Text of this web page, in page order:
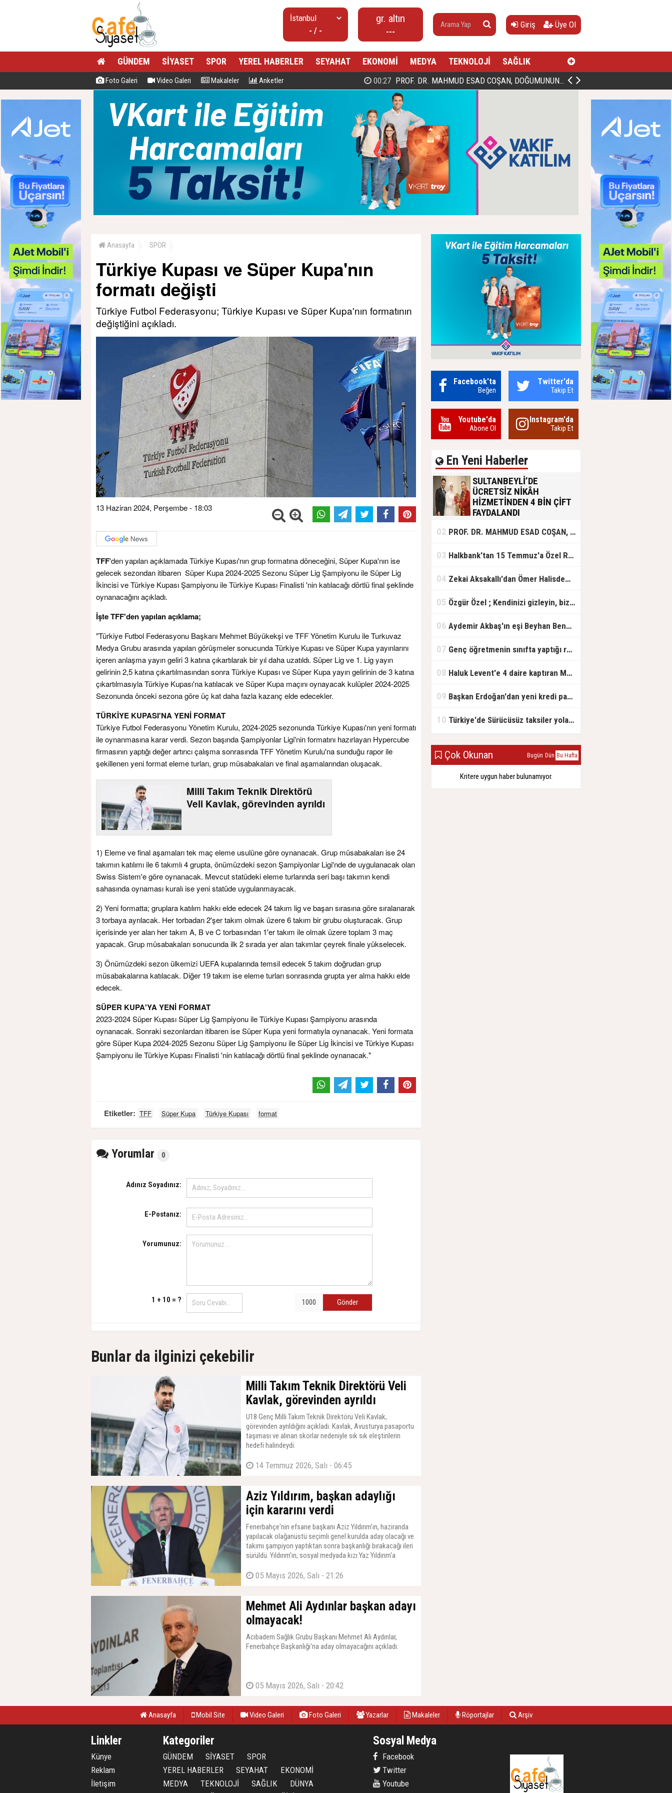
- / -
Giriş Üye Ol
GÜNDEM SİYASET SPOR YEREL HABERLER SEYAHAT EKONOMİ MEDYA TEKNOLOJİ SAĞLIK
Foto Galeri Video Galeri Makaleler Anketler 00:27 PROF. DR. MAHMUD ESAD COŞAN, DOĞUMUNUN HİCRÎ 91. YILINDA ELAZIĞ'DA YÂD EDİLECEK
Anasayfa SPOR
Türkiye Kupası ve Süper Kupa'nın
formatı değişti
Türkiye Futbol Federasyonu; Türkiye Kupası ve Süper Kupa'nın formatının
değiştiğini açıkladı.
13 Haziran 2024, Perşembe - 18:03
TFF'den yapılan açıklamada Türkiye Kupası'nın grup formatına döneceğini, Süper Kupa'nın ise
gelecek sezondan itibaren Süper Kupa 2024-2025 Sezonu Süper Lig Şampiyonu ile Süper Lig
İkincisi ve Türkiye Kupası Şampiyonu ile Türkiye Kupası Finalisti 'nin katılacağı dörtlü final şeklinde
oynanacağını açıkladı.
İşte TFF'den yapılan açıklama;
"Türkiye Futbol Federasyonu Başkanı Mehmet Büyükekşi ve TFF Yönetim Kurulu ile Turkuvaz
Medya Grubu arasında yapılan görüşmeler sonucunda Türkiye Kupası ve Süper Kupa yayınlarını
içeren anlaşma yayın geliri 3 katına çıkartılarak bir yıl daha uzatıldı. Süper Lig ve 1. Lig yayın
gelirinin 2,5 katına çıkartılmasından sonra Türkiye Kupası ve Süper Kupa yayın gelirinin de 3 katına
çıkartılmasıyla Türkiye Kupası'na katılacak ve Süper Kupa maçını oynayacak kulüpler 2024-2025
Sezonunda önceki sezona göre üç kat daha fazla kazanç elde edecekler.
TÜRKİYE KUPASI'NA YENİ FORMAT
Türkiye Futbol Federasyonu Yönetim Kurulu, 2024-2025 sezonunda Türkiye Kupası'nın yeni formatı
ile oynanmasına karar verdi. Sezon başında Şampiyonlar Ligi'nin formatını hazırlayan Hypercube
firmasının yaptığı değer artırıcı çalışma sonrasında TFF Yönetim Kurulu'na sunduğu rapor ile
şekillenen yeni format eleme turları, grup müsabakaları ve final aşamalarından oluşacak.
Milli Takım Teknik Direktörü
Veli Kavlak, görevinden ayrıldı
1) Eleme ve final aşamaları tek maç eleme usulüne göre oynanacak. Grup müsabakaları ise 24
takımın katılımı ile 6 takımlı 4 grupta, önümüzdeki sezon Şampiyonlar Ligi'nde de uygulanacak olan
Swiss Sistem'e göre oynanacak. Mevcut statüdeki eleme turlarında seri başı takımın kendi
sahasında oynaması kuralı ise yeni statüde uygulanmayacak.
2) Yeni formatta; gruplara katılım hakkı elde edecek 24 takım lig ve başarı sırasına göre sıralanarak
3 torbaya ayrılacak. Her torbadan 2'şer takım olmak üzere 6 takım bir grubu oluşturacak. Grup
içerisinde yer alan her takım A, B ve C torbasından 1'er takım ile olmak üzere toplam 3 maç
yapacak. Grup müsabakaları sonucunda ilk 2 sırada yer alan takımlar çeyrek finale yükselecek.
3) Önümüzdeki sezon ülkemizi UEFA kupalarında temsil edecek 5 takım doğrudan grup
müsabakalarına katılacak. Diğer 19 takım ise eleme turları sonrasında grupta yer alma hakkı elde
edecek.
SÜPER KUPA'YA YENİ FORMAT
2023-2024 Süper Kupası Süper Lig Şampiyonu ile Türkiye Kupası Şampiyonu arasında
oynanacak. Sonraki sezonlardan itibaren ise Süper Kupa yeni formatıyla oynanacak. Yeni formata
göre Süper Kupa 2024-2025 Sezonu Süper Lig Şampiyonu ile Süper Lig İkincisi ve Türkiye Kupası
Şampiyonu ile Türkiye Kupası Finalisti 'nin katılacağı dörtlü final şeklinde oynanacak."
Etiketler: TFF Süper Kupa Türkiye Kupası format
Yorumlar 0
Adınız Soyadınız:
E-Postanız:
Yorumunuz:
1 + 10 = ? Gönder
Bunlar da ilginizi çekebilir
Milli Takım Teknik Direktörü Veli
Kavlak, görevinden ayrıldı
U18 Genç Milli Takım Teknik Direktörü Veli Kavlak,
görevinden ayrıldığını açıkladı. Kavlak, Avusturya pasaportu
taşıması ve alınan skorlar nedeniyle sık sık eleştirilerin
hedefi halindeydi.
14 Temmuz 2026, Salı - 06:45
Aziz Yıldırım, başkan adaylığı
için kararını verdi
Fenerbahçe'nin efsane başkanı Aziz Yıldırım'ın, haziranda
yapılacak olağanüstü seçimli genel kurulda aday olacağı ve
takımı şampiyon yaptıktan sonra başkanlığı bırakacağı ileri
sürüldü. Yıldırım'ın, sosyal medyada kızı Yaz Yıldırım'a
bir ekiple göreve hazırlandığı kaydedildi.
05 Mayıs 2026, Salı - 21:26
Mehmet Ali Aydınlar başkan adayı
olmayacak!
Acıbadem Sağlık Grubu Başkanı Mehmet Ali Aydınlar,
Fenerbahçe Başkanlığı'na aday olmayacağını açıkladı.
05 Mayıs 2026, Salı - 20:42
Facebook'ta
Beğen
Twitter'da
Takip Et
Youtube'da
Abone Ol
Instagram'da
Takip Et
En Yeni Haberler
SULTANBEYLİ’DE
ÜCRETSİZ NİKÂH
HİZMETİNDEN 4 BİN ÇİFT
FAYDALANDI
olan gençlere destek amacıyla
başlattığı ücretsiz nikâh hizmetini
başlattıklarını belirten Sultanbeyli
ücretsiz hizmet vermenin
02 PROF. DR. MAHMUD ESAD COŞAN, DOĞUMUNUN HİCRÎ 91. YILINDA ELAZIĞ'DA YÂD EDİLECEK
03 Halkbank'tan 15 Temmuz'a Özel Reklam Filmi: "İrade Bizim, Zafer Bizim"
04 Zekai Aksakallı'dan Ömer Halisdemir'e 'vefa' ziyareti!
05 Özgür Özel ; Kendinizi gizleyin, bizden işaret bekleyin
06 Aydemir Akbaş'ın eşi Beyhan Benek Akbaş hayatını kaybetti
07 Genç öğretmenin sınıfta yaptığı rezil paylaşım
08 Haluk Levent'e 4 daire kaptıran Müteahhit soluğu savcılıkta aldı
09 Başkan Erdoğan'dan yeni kredi paketi müjdesi: 6 ay geri ödemesiz, 36 ay vadeli
10 Türkiye'de Sürücüsüz taksiler yola çıkmaya hazırlanıyor
Çok Okunan Bugün Dün Bu Hafta
Kritere uygun haber bulunamıyor.
Anasayfa Mobil Site Video Galeri Foto Galeri Yazarlar Makaleler Röportajlar Arşiv
Linkler
Künye
Reklam
İletişim
Kategoriler
GÜNDEM SİYASET
SPOR
YEREL HABERLER
SEYAHAT
EKONOMİ
MEDYA
TEKNOLOJİ SAĞLIK
DÜNYA
Sosyal Medya
Facebook
Twitter
Youtube